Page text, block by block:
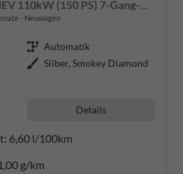
Neuwagen
Getriebe Automatik
Außenfarbe Silber, Smokey Diamond
Details
6,60 l/100km
g/km